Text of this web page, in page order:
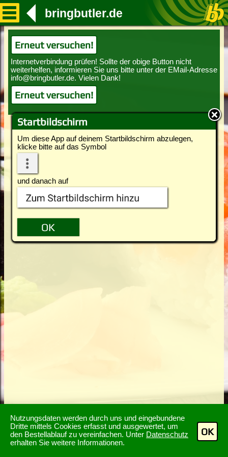
Nutzungsdaten werden durch uns und eingebundene
Dritte mittels Cookies erfasst und ausgewertet, um
den Bestellablauf zu vereinfachen. Unter Datenschutz
erhalten Sie weitere Informationen.
OK
Startbildschirm
Um diese App auf deinem Startbildschirm abzulegen,
klicke bitte auf das Symbol
und danach auf
bringbutler.de
Erneut versuchen!
Erneut versuchen!